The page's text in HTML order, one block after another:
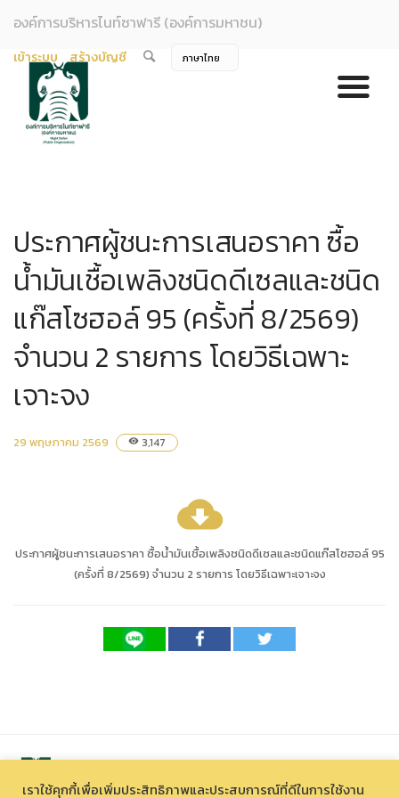
องค์การบริหารไนท์ซาฟารี (องค์การมหาชน)
เข้าระบบ สร้างบัญชี
ประกาศผู้ชนะการเสนอราคา ซื้อ
น้ำมันเชื้อเพลิงชนิดดีเซลและชนิด
แก๊สโซฮอล์ 95 (ครั้งที่ 8/2569)
จำนวน 2 รายการ โดยวิธีเฉพาะ
เจาะจง
29 พฤษภาคม 2569 visibility 3,147
cloud_download
ประกาศผู้ชนะการเสนอราคา ซื้อน้ำมันเชื้อเพลิงชนิดดีเซลและชนิดแก๊สโซฮอล์ 95
(ครั้งที่ 8/2569) จำนวน 2 รายการ โดยวิธีเฉพาะเจาะจง
เราใช้คุกกี้เพื่อเพิ่มประสิทธิภาพและประสบการณ์ที่ดีในการใช้งาน